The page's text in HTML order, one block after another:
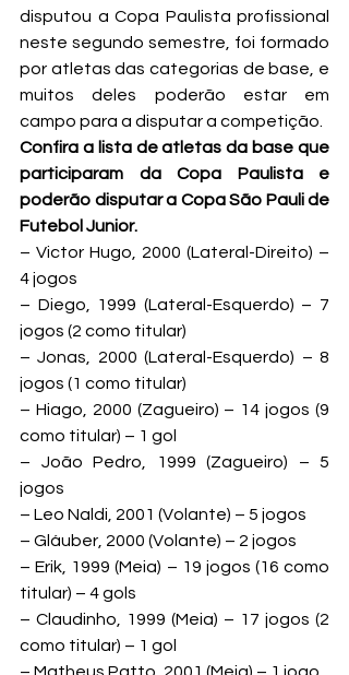
disputou a Copa Paulista profissional
neste segundo semestre, foi formado
por atletas das categorias de base, e
muitos deles poderão estar em
campo para a disputar a competição.
Confira a lista de atletas da base que
participaram da Copa Paulista e
poderão disputar a Copa São Pauli de
Futebol Junior.
– Victor Hugo, 2000 (Lateral-Direito) –
4 jogos
– Diego, 1999 (Lateral-Esquerdo) – 7
jogos (2 como titular)
– Jonas, 2000 (Lateral-Esquerdo) – 8
jogos (1 como titular)
– Hiago, 2000 (Zagueiro) – 14 jogos (9
como titular) – 1 gol
– João Pedro, 1999 (Zagueiro) – 5
jogos
– Leo Naldi, 2001 (Volante) – 5 jogos
– Gláuber, 2000 (Volante) – 2 jogos
– Erik, 1999 (Meia) – 19 jogos (16 como
titular) – 4 gols
– Claudinho, 1999 (Meia) – 17 jogos (2
como titular) – 1 gol
– Matheus Patto, 2001 (Meia) – 1 jogo